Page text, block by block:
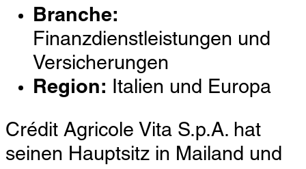
Branche:
Finanzdienstleistungen und
Versicherungen
Region:
Italien und Europa
Crédit Agricole Vita S.p.A. hat
seinen Hauptsitz in Mailand und